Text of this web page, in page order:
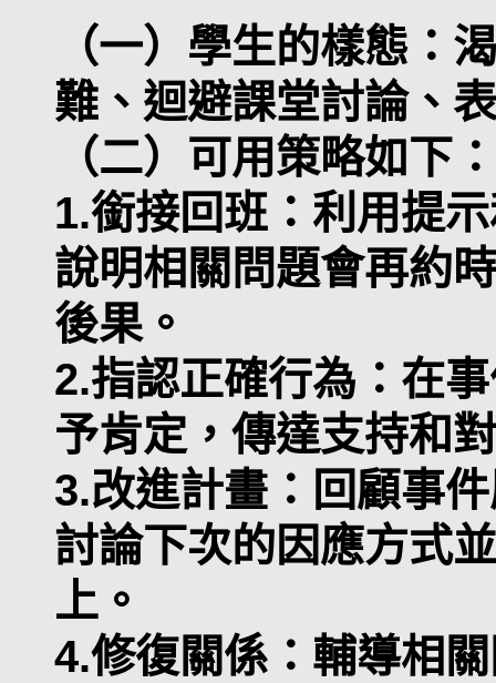
（一）學生的樣態：
難、迴避課堂討論、
（二）可用策略如下：
1.銜接回班：利用提
說明相關問題會再約
後果。
2.指認正確行為：在
予肯定，傳達支持和
3.改進計畫：回顧事
討論下次的因應方式
上。
4.修復關係：輔導相